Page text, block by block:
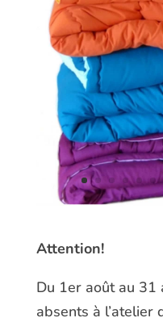
Attention!
Du 1er août au 31
absents à l’atelier